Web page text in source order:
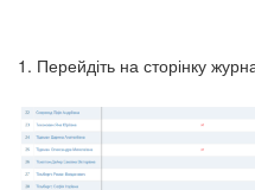
1. Перейдіть на сторінку